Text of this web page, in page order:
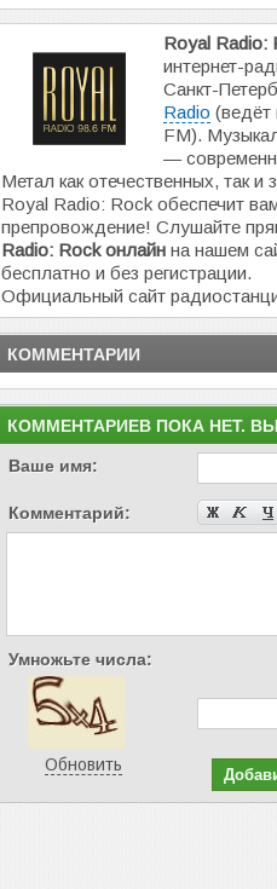
Royal Radio:
интернет-
Санкт-
Radio (ведёт
FM).
—
Метал как отечественных, так и
Royal Radio: Rock обеспечит
препровождение! Слушайте
Radio: Rock онлайн на нашем
бесплатно и без регистрации.
Официальный сайт
КОММЕНТАРИИ
КОММЕНТАРИЕВ ПОКА НЕТ.
Ваше имя:
Комментарий:
Умножьте числа:
Обновить